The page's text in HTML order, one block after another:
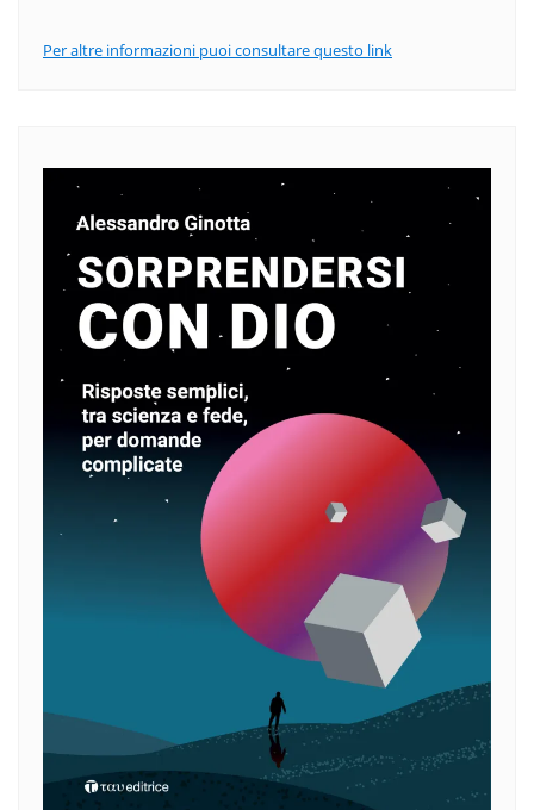
Per altre informazioni puoi consultare questo link